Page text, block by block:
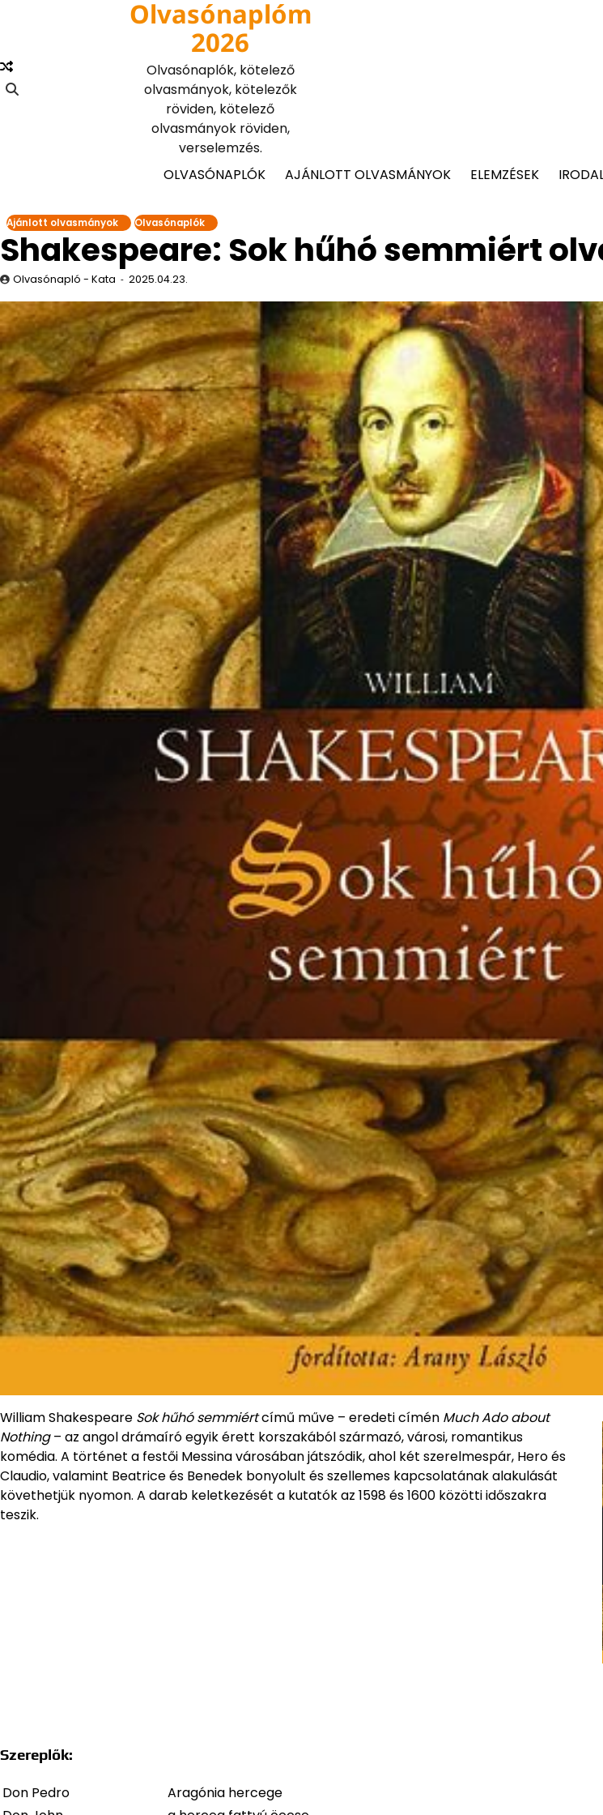
Olvasónaplóm
2026
Olvasónaplók, kötelező
olvasmányok, kötelezők
röviden, kötelező
olvasmányok röviden,
verselemzés.
OLVASÓNAPLÓK
AJÁNLOTT OLVASMÁNYOK ELEMZÉSEK
Ajánlott olvasmányok Olvasónaplók
Shakespeare: Sok hűhó semmiért
Olvasónapló - Kata 2025.04.23.
William Shakespeare Sok hűhó semmiértcímű műve – eredeti címén Much Ado about
Nothing– az angol drámaíró egyik érett korszakából származó, városi, romantikus
komédia. A történet a festői Messina városában játszódik, ahol két szerelmespár, Hero és
Claudio, valamint Beatrice és Benedek bonyolult és szellemes kapcsolatának alakulását
követhetjük nyomon. A darab keletkezését a kutatók az 1598 és 1600 közötti időszakra
teszik.
Szereplők:
Don Pedro
Aragónia hercege